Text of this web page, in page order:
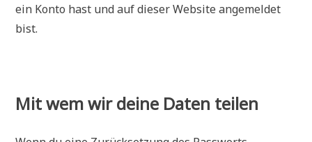
ein Konto hast und auf dieser Website angemeldet
bist.
Mit wem wir deine Daten teilen